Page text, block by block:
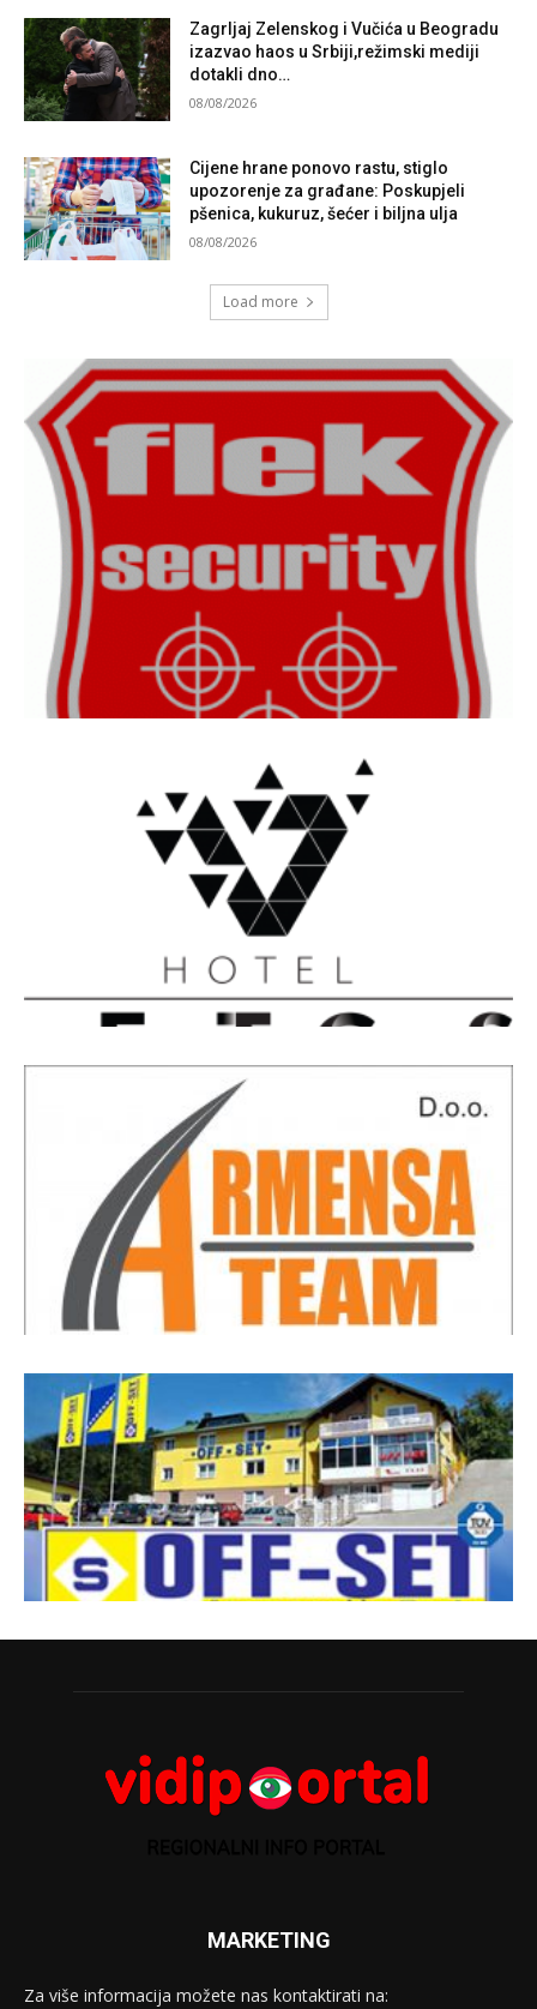
Zagrljaj Zelenskog i Vučića u Beogradu
izazvao haos u Srbiji,režimski mediji
dotakli dno…
08/08/2026
Cijene hrane ponovo rastu, stiglo
upozorenje za građane: Poskupjeli
pšenica, kukuruz, šećer i biljna ulja
08/08/2026
Load more
MARKETING
Za više informacija možete nas kontaktirati na: